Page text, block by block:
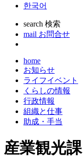
한국어
search 検索
mail お問合せ
home
お知らせ
ライフイベント
くらしの情報
行政情報
組織と仕事
助成・手当
産業観光課